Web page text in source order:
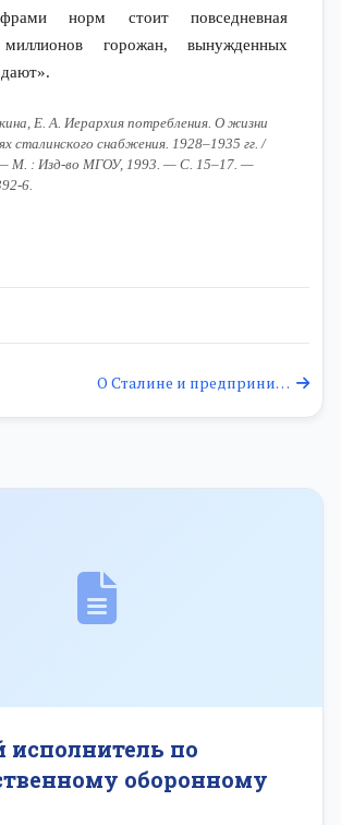
норм стоит повседневная
миллионов горожан, вынужденных
Е. А. Иерархия потребления. О жизни
сталинского снабжения. 1928–1935 гг. /
М. : Изд-во МГОУ, 1993. — С. 15–17. —
6.
О Сталине и предпринимателях
исполнитель по
оборонному